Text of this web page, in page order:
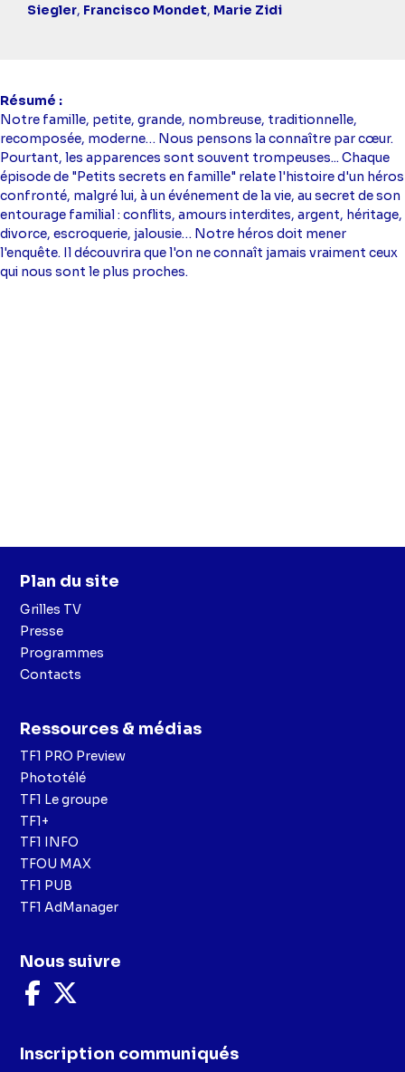
Siegler, Francisco Mondet, Marie Zidi
Résumé
Notre famille, petite, grande, nombreuse, traditionnelle,
recomposée, moderne… Nous pensons la connaître par cœur.
Pourtant, les apparences sont souvent trompeuses... Chaque
épisode de "Petits secrets en famille" relate l'histoire d'un héros
confronté, malgré lui, à un événement de la vie, au secret de son
entourage familial : conflits, amours interdites, argent, héritage,
divorce, escroquerie, jalousie… Notre héros doit mener
l'enquête. Il découvrira que l'on ne connaît jamais vraiment ceux
qui nous sont le plus proches.
Plan du site
Grilles TV
Presse
Programmes
Contacts
Ressources & médias
TF1 PRO Preview
Phototélé
TF1 Le groupe
TF1+
TF1 INFO
TFOU MAX
TF1 PUB
TF1 AdManager
Nous suivre
Nous
suivre
Facebook
X
Inscription communiqués